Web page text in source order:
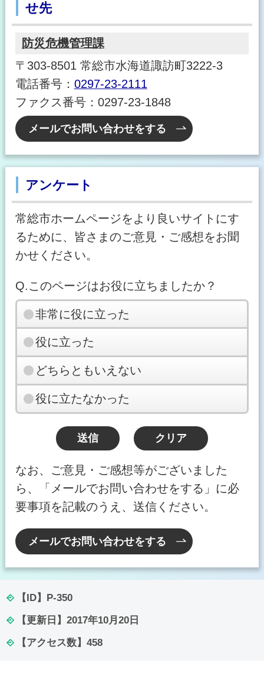
せ先
防災危機管理課
〒303-8501 常総市水海道諏訪町3222-3
電話番号： 0297-23-2111
ファクス番号：0297-23-1848
メールでお問い合わせをする
アンケート
常総市ホームページをより良いサイトにす
るために、皆さまのご意見・ご感想をお聞
かせください。
Q.このページはお役に立ちましたか？
非常に役に立った
役に立った
どちらともいえない
役に立たなかった
なお、ご意見・ご感想等がございました
ら、「メールでお問い合わせをする」に必
要事項を記載のうえ、送信ください。
メールでお問い合わせをする
【ID】 P-350
【更新日】 2017年10月20日
【アクセス数】 458